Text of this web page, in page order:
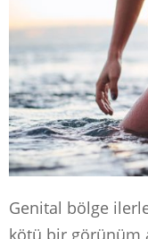
Genital bölge